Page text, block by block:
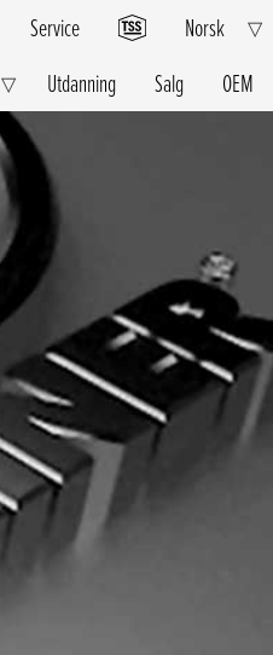
▽Expand
Menu
Utdanning Salg OEM
Service Norsk ▽